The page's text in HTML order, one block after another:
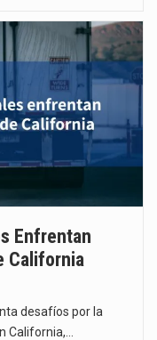
Enfrentan
California
desafíos por la
California,…